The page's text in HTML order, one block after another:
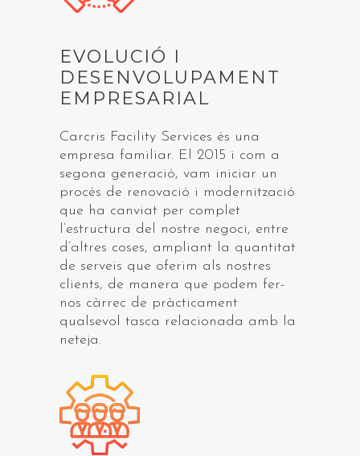
EVOLUCIÓ I
DESENVOLUPAMENT
EMPRESARIAL
Carcris Facility Services és una
empresa familiar. El 2015 i com a
segona generació, vam iniciar un
procés de renovació i modernització
que ha canviat per complet
l’estructura del nostre negoci, entre
d’altres coses, ampliant la quantitat
de serveis que oferim als nostres
clients, de manera que podem fer-
nos càrrec de pràcticament
qualsevol tasca relacionada amb la
neteja.